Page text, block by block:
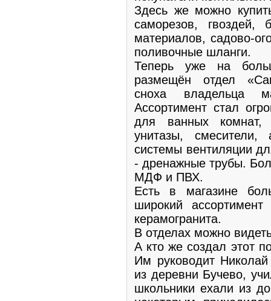
Здесь же можно
саморезов, гвоздей,
материалов, садово-
поливочные шланги.
Теперь уже на
размещён отдел
сноха владельца
Ассортимент стал
для ванных комнат,
унитазы,
системы вентиляции
- дренажные трубы.
МДФ и ПВХ.
Есть в магазине
широкий
керамогранита.
В отделах можно
А кто же создал этот
Им руководит
из деревни Бучево,
школьники ехали из